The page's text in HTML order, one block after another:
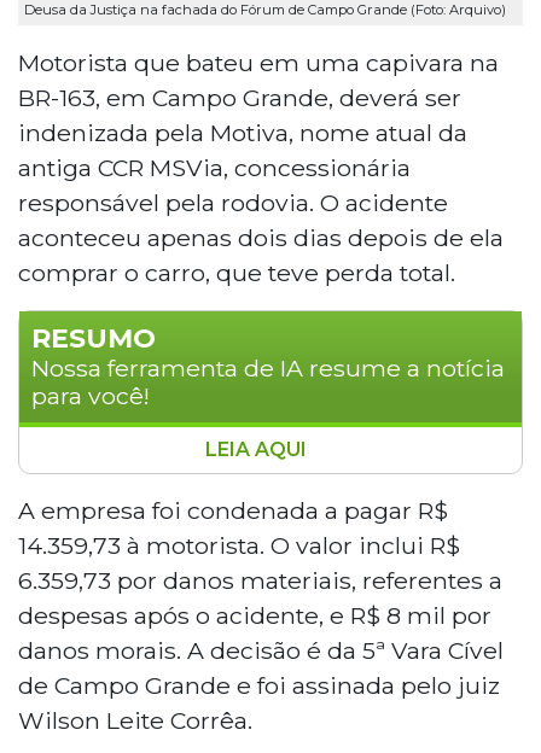
Deusa da Justiça na fachada do Fórum de Campo Grande (Foto: Arquivo)
Motorista que bateu em uma capivara na
BR-163, em Campo Grande, deverá ser
indenizada pela Motiva, nome atual da
antiga CCR MSVia, concessionária
responsável pela rodovia. O acidente
aconteceu apenas dois dias depois de ela
comprar o carro, que teve perda total.
RESUMO
Nossa ferramenta de IA resume a notícia
para você!
Motorista que colidiu com uma capivara na BR-
163, em Campo Grande, será indenizada em R$
14.359,73 pela Motiva, concessionária
responsável pela rodovia. O acidente ocorreu
em novembro de 2023, dois dias após a compra
do veículo, que teve perda total. A 5ª Vara
Cível condenou a empresa por falha na
segurança da pista, destacando que a
presença de animais silvestres em rodovias sul-
LEIA AQUI
A empresa foi condenada a pagar R$
14.359,73 à motorista. O valor inclui R$
6.359,73 por danos materiais, referentes a
despesas após o acidente, e R$ 8 mil por
danos morais. A decisão é da 5ª Vara Cível
de Campo Grande e foi assinada pelo juiz
Wilson Leite Corrêa.